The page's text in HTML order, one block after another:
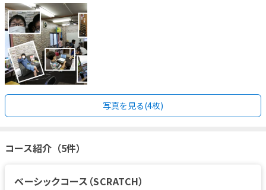
写真を見る(4枚)
コース紹介（5件）
ベーシックコース（SCRATCH）